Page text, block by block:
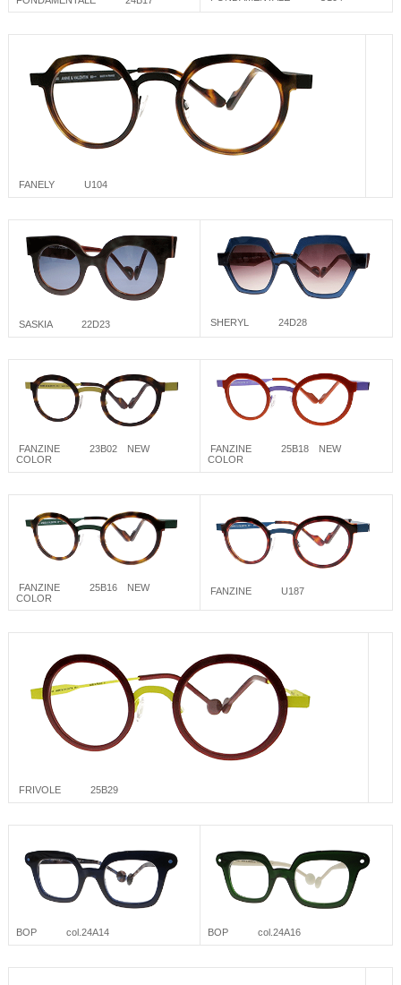
FANELY U104
SASKIA 22D23 SHERYL 24D28
FANZINE 23B02 NEW
COLOR
FANZINE 25B18 NEW
COLOR
FANZINE 25B16 NEW
COLOR
FANZINE U187
FRIVOLE 25B29
BOP col.24A14 BOP col.24A16